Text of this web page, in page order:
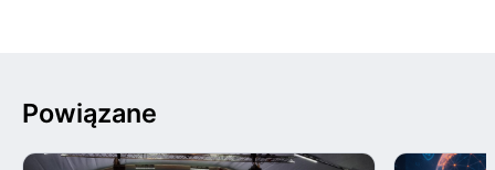
Powiązane